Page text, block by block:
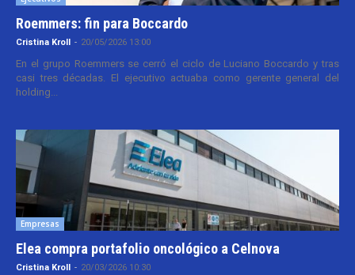
Roemmers: fin para Boccardo
Cristina Kroll - 20/05/2026 13:00
En el grupo Roemmers se cerró el ciclo de Luciano Boccardo y tras
casi tres décadas. El ejecutivo actuaba como gerente general del
holding...
Empresas
Elea compra portafolio oncológico a Celnova
Cristina Kroll - 20/03/2026 10:30